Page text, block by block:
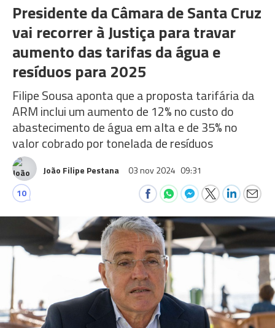
Presidente da Câmara de Santa Cruz
vai recorrer à Justiça para travar
aumento das tarifas da água e
resíduos para 2025
Filipe Sousa aponta que a proposta tarifária da
ARM inclui um aumento de 12% no custo do
abastecimento de água em alta e de 35% no
valor cobrado por tonelada de resíduos
João Filipe Pestana 03 nov 2024 09:31
10